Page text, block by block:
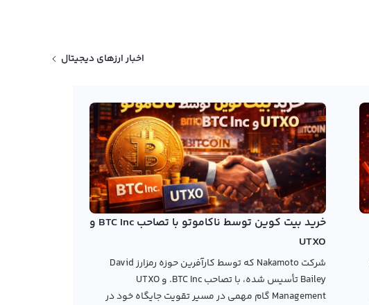
اخبار ارزهای دیجیتال
خرید بیت کوین توسط ناکاموتو با تصاحب BTC Inc و
UTXO
شرکت Nakamoto که توسط کارآفرین حوزه رمزارز David
Bailey تأسیس شده، با تصاحب BTC Inc. و UTXO
Management گام مهمی در مسیر تقویت جایگاه خود در